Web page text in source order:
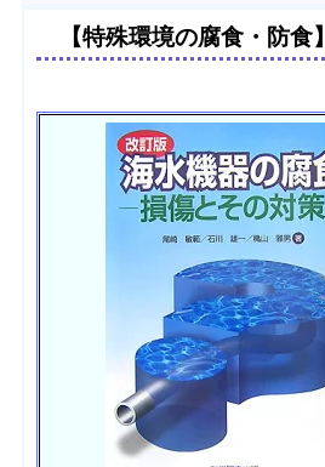
【特殊環境の腐食・防食】